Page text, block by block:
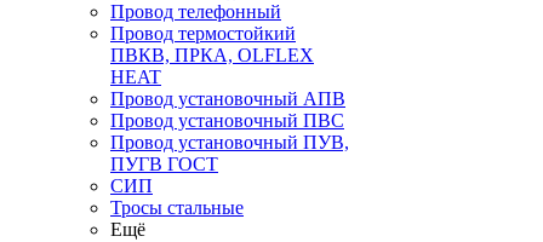
Провод телефонный
Провод термостойкий
ПВКВ, ПРКА, OLFLEX
HEAT
Провод установочный АПВ
Провод установочный ПВС
Провод установочный ПУВ,
ПУГВ ГОСТ
СИП
Тросы стальные
Ещё